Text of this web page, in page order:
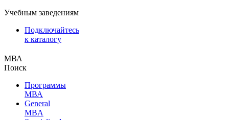
Учебным заведениям
Подключайтесь
к каталогу
МВА
Поиск
Программы
МВА
General
MBA